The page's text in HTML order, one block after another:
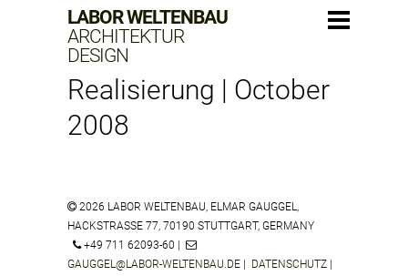
LABOR WELTENBAU
ARCHITEKTUR
DESIGN
Realisierung | October
2008
2026 LABOR WELTENBAU, ELMAR GAUGGEL,
HACKSTRASSE 77, 70190 STUTTGART, GERMANY
+49 711 62093-60 |
GAUGGEL@LABOR-WELTENBAU.DE
DATENSCHUTZ